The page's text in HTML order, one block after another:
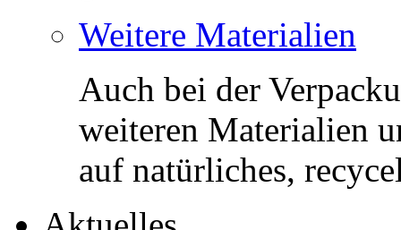
Weitere Materialien
Auch bei der
weiteren Materialien
auf natürliches,